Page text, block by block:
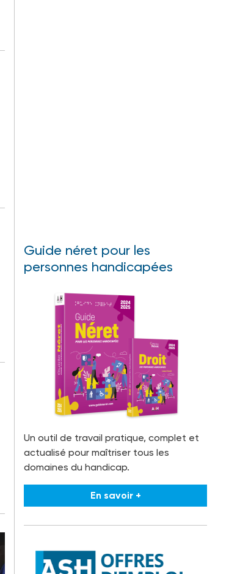
Guide néret pour les
personnes handicapées
Un outil de travail pratique, complet et
actualisé pour maîtriser tous les
domaines du handicap.
En savoir +